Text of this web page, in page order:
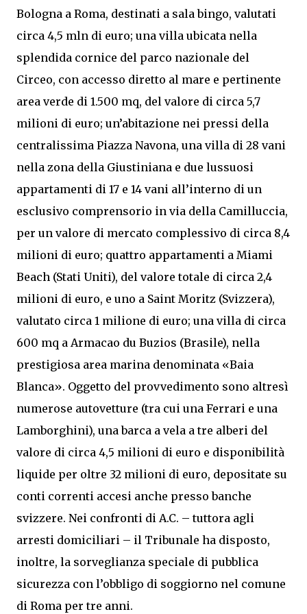
Bologna a Roma, destinati a sala bingo, valutati
circa 4,5 mln di euro; una villa ubicata nella
splendida cornice del parco nazionale del
Circeo, con accesso diretto al mare e pertinente
area verde di 1.500 mq, del valore di circa 5,7
milioni di euro; un’abitazione nei pressi della
centralissima Piazza Navona, una villa di 28 vani
nella zona della Giustiniana e due lussuosi
appartamenti di 17 e 14 vani all’interno di un
esclusivo comprensorio in via della Camilluccia,
per un valore di mercato complessivo di circa 8,4
milioni di euro; quattro appartamenti a Miami
Beach (Stati Uniti), del valore totale di circa 2,4
milioni di euro, e uno a Saint Moritz (Svizzera),
valutato circa 1 milione di euro; una villa di circa
600 mq a Armacao du Buzios (Brasile), nella
prestigiosa area marina denominata «Baia
Blanca». Oggetto del provvedimento sono altresì
numerose autovetture (tra cui una Ferrari e una
Lamborghini), una barca a vela a tre alberi del
valore di circa 4,5 milioni di euro e disponibilità
liquide per oltre 32 milioni di euro, depositate su
conti correnti accesi anche presso banche
svizzere. Nei confronti di A.C. – tuttora agli
arresti domiciliari – il Tribunale ha disposto,
inoltre, la sorveglianza speciale di pubblica
sicurezza con l’obbligo di soggiorno nel comune
di Roma per tre anni.